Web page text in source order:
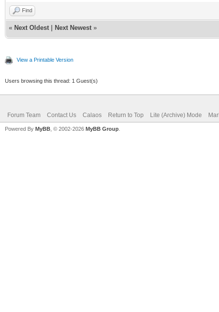
Find
« Next Oldest Next Newest »
View a Printable Version
Users browsing this thread: 1 Guest(s)
Forum Team Contact Us Calaos Return to Top Lite (Archive) Mode
Powered By MyBB , © 2002-2026 MyBB Group